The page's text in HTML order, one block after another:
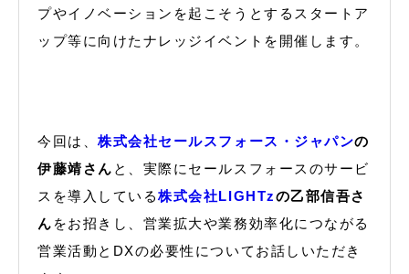
プやイノベーションを起こそうとするスタートア
ップ等に向けたナレッジイベントを開催します。
今回は、株式会社セールスフォース・ジャパンの
伊藤靖さん と、実際にセールスフォースのサービ
スを導入している株式会社LIGHTzの乙部信吾さ
ん をお招きし、営業拡大や業務効率化につながる
営業活動とDXの必要性についてお話しいただき